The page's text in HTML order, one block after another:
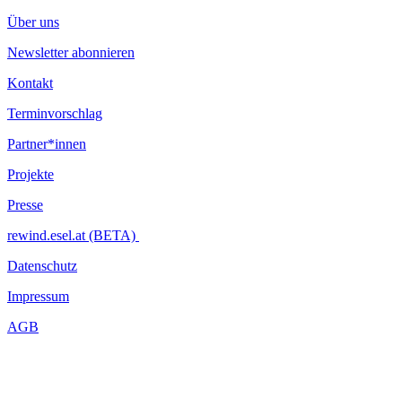
Über uns
Newsletter abonnieren
Kontakt
Terminvorschlag
Partner*innen
Projekte
Presse
rewind.esel.at (BETA)
Datenschutz
Impressum
AGB